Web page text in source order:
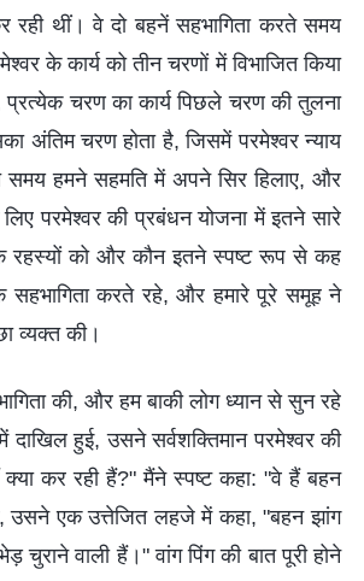
रही थीं। वे दो बहनें सहभागिता करते समय
के कार्य को तीन चरणों में विभाजित किया
चरण का कार्य पिछले चरण की तुलना
अंतिम चरण होता है, जिसमें परमेश्वर न्याय
हमने सहमति में अपने सिर हिलाए, और
परमेश्वर की प्रबंधन योजना में इतने सारे
रहस्यों को और कौन इतने स्पष्ट रूप से कह
सहभागिता करते रहे, और हमारे पूरे समूह ने
व्यक्त की।
की, और हम बाकी लोग ध्यान से सुन रहे
हुई, उसने सर्वशक्तिमान परमेश्वर की
क्या कर रही हैं?" मैंने स्पष्ट कहा: "वे हैं बहन
एक उत्तेजित लहजे में कहा, "बहन झांग
वाली हैं।" वांग पिंग की बात पूरी होने